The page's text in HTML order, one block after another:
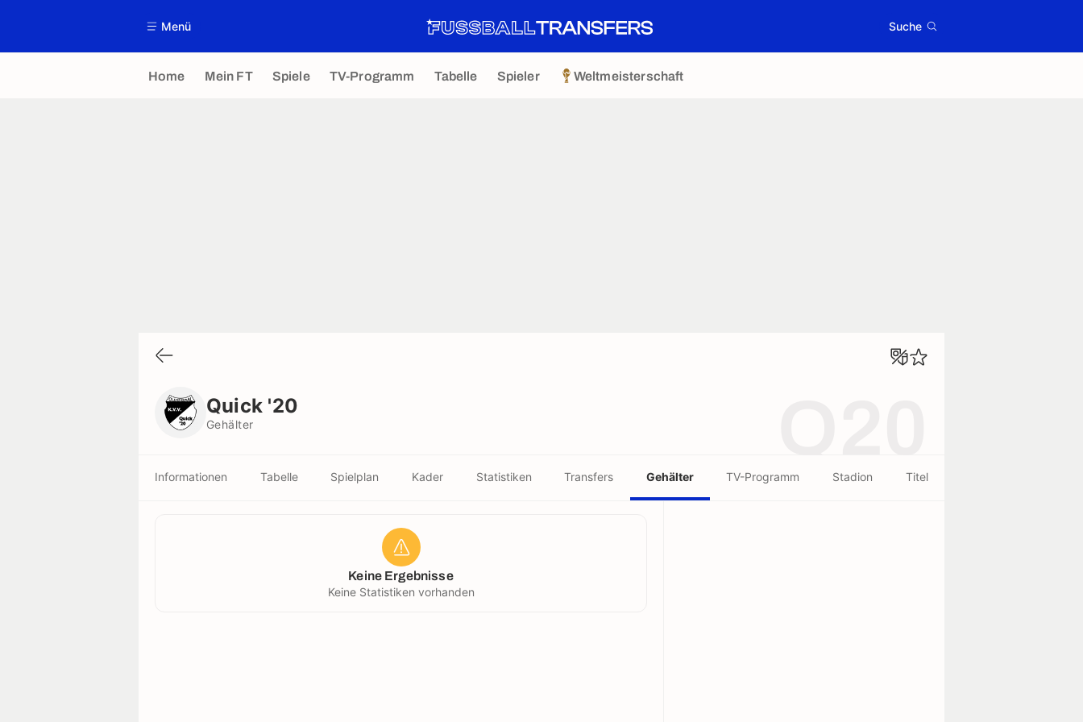
Menü Suche
Home Mein FT Spiele TV-Programm Tabelle Spieler Weltmeisterschaft
Quick '20
Gehälter
Informationen Tabelle Spielplan Kader Statistiken Transfers Gehälter TV-Programm Stadion Titel
Keine Ergebnisse
Keine Statistiken vorhanden